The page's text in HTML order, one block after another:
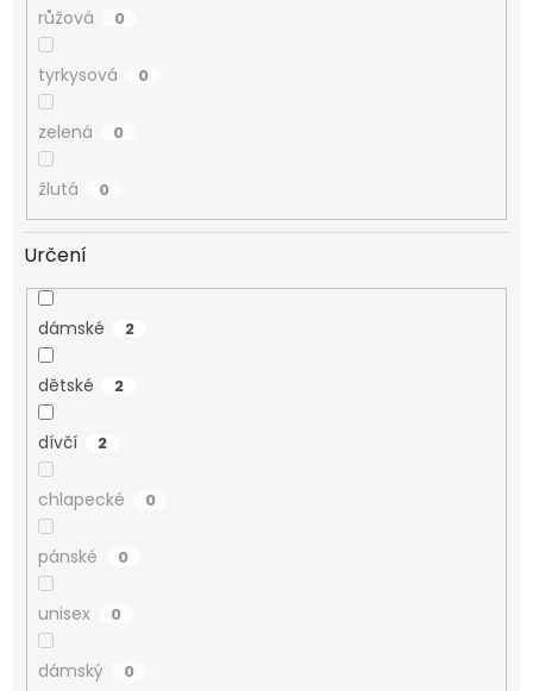
růžová 0
tyrkysová 0
zelená 0
žlutá 0
Určení
dámské 2
dětské 2
dívčí 2
chlapecké 0
pánské 0
unisex 0
dámský 0